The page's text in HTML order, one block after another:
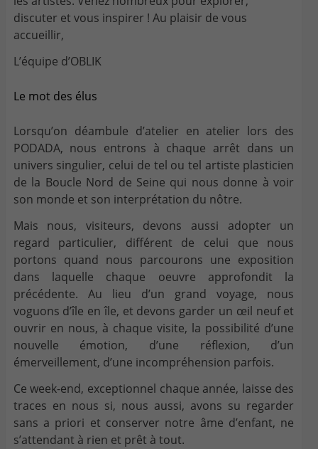
discuter et vous inspirer ! Au plaisir de vous
accueillir,
L’équipe d’OBLIK
Le mot des élus
Lorsqu’on déambule d’atelier en atelier lors des
PODADA, nous entrons à chaque arrêt dans un
univers singulier, celui de tel ou tel artiste plasticien
de la Boucle Nord de Seine qui nous donne à voir
son monde et son interprétation du nôtre.
Mais nous, visiteurs, devons aussi adopter un
regard particulier, différent de celui que nous
portons quand nous parcourons une exposition
dans laquelle chaque oeuvre approfondit la
précédente. Au lieu d’un grand voyage, nous
voguons d’île en île, et devons garder un œil neuf et
ouvrir en nous, à chaque visite, la possibilité d’une
nouvelle émotion, d’une réflexion, d’un
émerveillement, d’une incompréhension parfois.
Ce week-end, exceptionnel chaque année, laisse des
traces en nous si, nous aussi, avons su regarder
sans a priori et conserver notre âme d’enfant, ne
s’attendant à rien et prêt à tout.